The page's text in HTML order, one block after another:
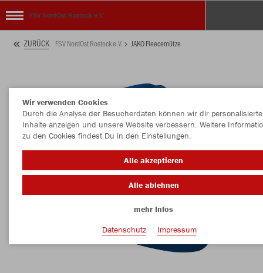
FSV NordOst Rostock e.V.
ZURÜCK FSV NordOst Rostock e.V. JAKO Fleecemütze
Wir verwenden Cookies
Durch die Analyse der Besucherdaten können wir dir personalisierte
Inhalte anzeigen und unsere Website verbessern. Weitere
zu den Cookies findest Du in den Einstellungen.
Alle akzeptieren
Alle ablehnen
mehr Infos
Datenschutz
Impressum